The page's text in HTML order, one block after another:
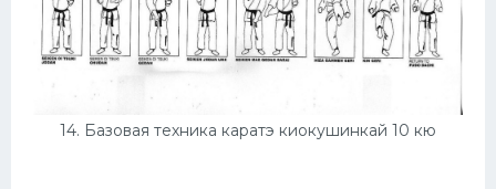
14. Базовая техника каратэ киокушинкай 10 кю